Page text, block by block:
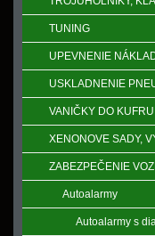
TUNING
UPEVNENIE
USKLADNENIE
VANIČKY DO KUFRU
XENONOVE SADY,
ZABEZPEČENIE
Autoalarmy
Autoalarmy s